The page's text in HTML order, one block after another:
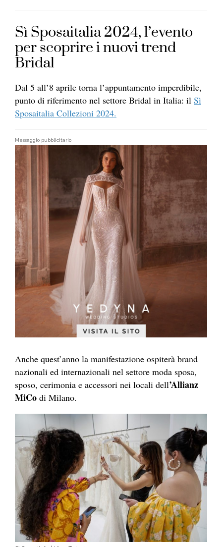
Sì Sposaitalia 2024, l’evento
per scoprire i nuovi trend
Bridal
Dal 5 all’8 aprile torna l’appuntamento imperdibile,
punto di riferimento nel settore Bridal in Italia: il Sì
Sposaitalia Collezioni 2024.
Messaggio pubblicitario
Anche quest’anno la manifestazione ospiterà brand
nazionali ed internazionali nel settore moda sposa,
sposo, cerimonia e accessori nei locali dell’Allianz
MiCo di Milano.